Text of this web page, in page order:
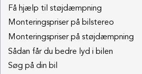
Få hjælp til støjdæmpning
Monteringspriser på bilstereo
Monteringspriser på støjdæmpning
Sådan får du bedre lyd i bilen
Søg på din bil